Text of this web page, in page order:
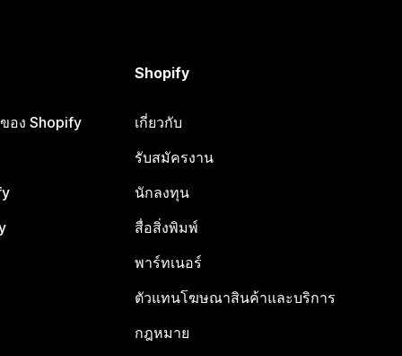
อง Shopify
Shopify
เกี่ยวกับ
รับสมัครงาน
นักลงทุน
สื่อสิ่งพิมพ์
พาร์ทเนอร์
ตัวแทนโฆษณาสินค้าและบริการ
กฎหมาย